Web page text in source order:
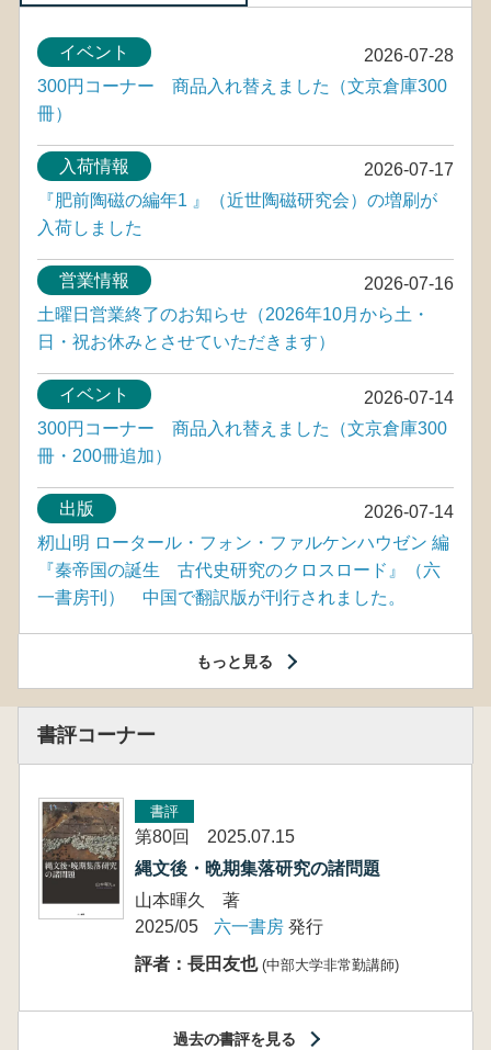
2026-07-28
イベント
300円コーナー 商品入れ替えました（文京倉庫300
冊）
2026-07-17
入荷情報
『肥前陶磁の編年1 』（近世陶磁研究会）の増刷が
入荷しました
2026-07-16
営業情報
土曜日営業終了のお知らせ（2026年10月から土・
日・祝お休みとさせていただきます）
2026-07-14
イベント
300円コーナー 商品入れ替えました（文京倉庫300
冊・200冊追加）
2026-07-14
出版
籾山明 ロータール・フォン・ファルケンハウゼン 編
『秦帝国の誕生 古代史研究のクロスロード』（六
一書房刊） 中国で翻訳版が刊行されました。
もっと見る
書評コーナー
書評
第80回 2025.07.15
縄文後・晩期集落研究の諸問題
山本暉久 著
2025/05
六一書房 発行
評者：長田友也 (中部大学非常勤講師)
過去の書評を見る